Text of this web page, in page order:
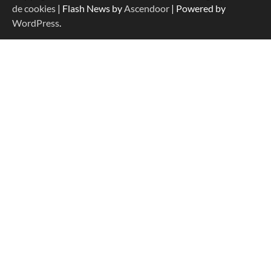
de cookies | Flash News byAscendoor | Powered by
WordPress.